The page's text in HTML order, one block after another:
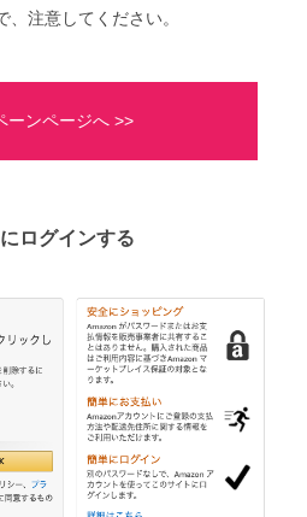
、注意してください。
ーンページへ >>
ログインする